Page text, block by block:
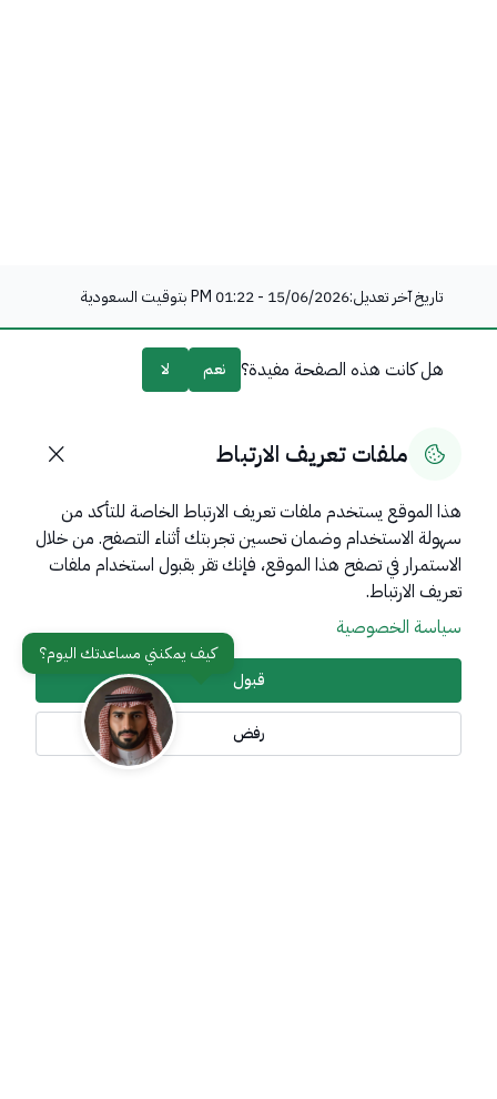
تاريخ آخر تعديل:15/06/2026 - 01:22 PM بتوقيت السعودية
هل كانت هذه الصفحة مفيدة؟ نعم لا
روابط مهمة
عن المملكة
عن الوزارة
تواصل معنا أدوات الإتاحة وامكانية الوصول
ملفات تعريف الارتباط
هذا الموقع يستخدم ملفات تعريف الارتباط الخاصة للتأكد من
سهولة الاستخدام وضمان تحسين تجربتك أثناء التصفح. من خلال
الاستمرار في تصفح هذا الموقع، فإنك تقر بقبول استخدام ملفات
تعريف الارتباط.
سياسة الخصوصية
قبول
رفض